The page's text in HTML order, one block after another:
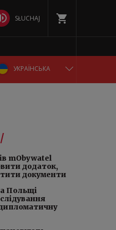
SŁUCHAJ
УКРАЇНСЬКА
БЕЛАРУСКАЯ
DEUTSCH
mObywatel
додаток,
документи
Польщі